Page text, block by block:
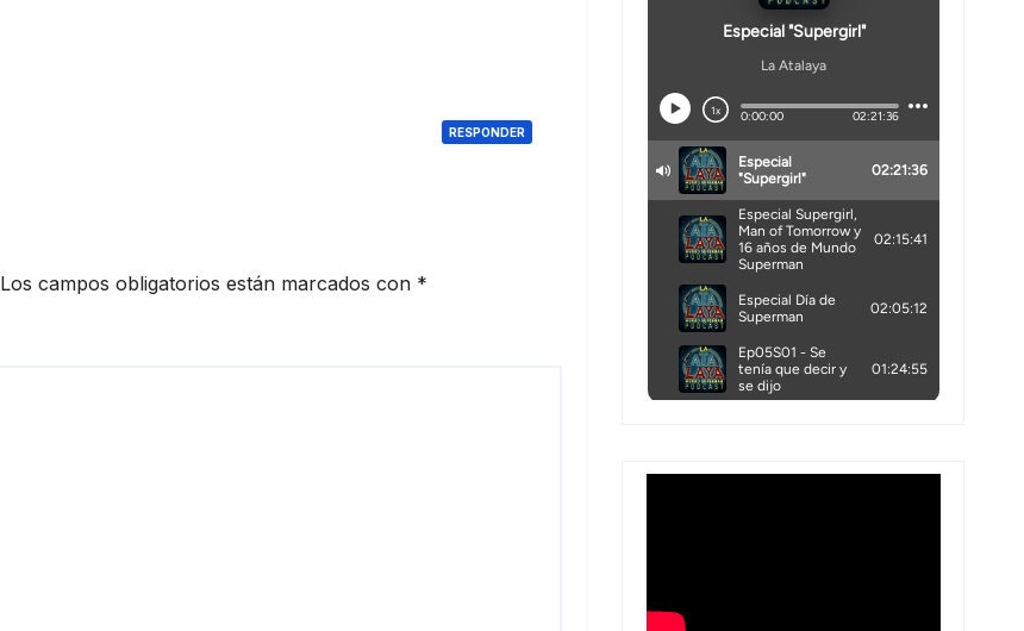
RESPONDER
Los campos obligatorios están marcados con *